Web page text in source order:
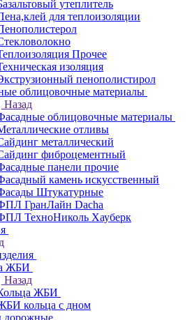
утеплитель
для теплоизоляции
Прочее
изоляция
пенополистирол
облицовочные материалы
Назад
облицовочные материалы
отливы
металлический
фиброцементный
панели прочие
камень искусственный
Штукатурные
ГранЛайн Dacha
ТехноНиколь Хауберк
ЖБИ
Назад
ЖБИ
кольца с дном
дорожные